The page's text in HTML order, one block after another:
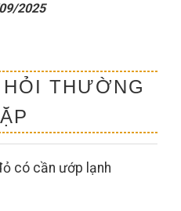
2025
THƯỜNG
có cần ướp lạnh